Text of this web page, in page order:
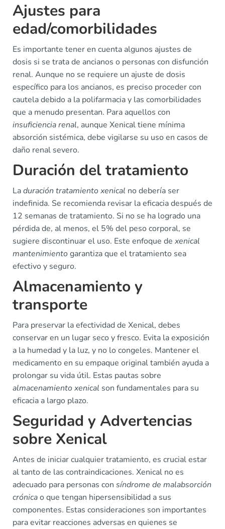
Ajustes para
edad/comorbilidades
Es importante tener en cuenta algunos ajustes de
dosis si se trata de ancianos o personas con disfunción
renal. Aunque no se requiere un ajuste de dosis
específico para los ancianos, es preciso proceder con
cautela debido a la polifarmacia y las comorbilidades
que a menudo presentan. Para aquellos con
insuficiencia renal, aunque Xenical tiene mínima
absorción sistémica, debe vigilarse su uso en casos de
daño renal severo.
Duración del tratamiento
Laduración tratamiento xenical no debería ser
indefinida. Se recomienda revisar la eficacia después de
12 semanas de tratamiento. Si no se ha logrado una
pérdida de, al menos, el 5% del peso corporal, se
sugiere discontinuar el uso. Este enfoque de xenical
mantenimientogarantiza que el tratamiento sea
efectivo y seguro.
Almacenamiento y
transporte
Para preservar la efectividad de Xenical, debes
conservar en un lugar seco y fresco. Evita la exposición
a la humedad y la luz, y no lo congeles. Mantener el
medicamento en su empaque original también ayuda a
prolongar su vida útil. Estas pautas sobre
almacenamiento xenical son fundamentales para su
eficacia a largo plazo.
Seguridad y Advertencias
sobre Xenical
Antes de iniciar cualquier tratamiento, es crucial estar
al tanto de las contraindicaciones. Xenical no es
adecuado para personas con síndrome de malabsorción
crónicao que tengan hipersensibilidad a sus
componentes. Estas consideraciones son importantes
para evitar reacciones adversas en quienes se